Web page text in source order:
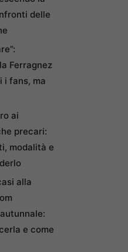
delle
Ferragnez
i fans, ma
ai
precari:
modalità e
alla
e come